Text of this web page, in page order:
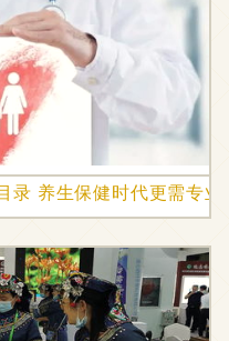
录 养生保健时代更需专业